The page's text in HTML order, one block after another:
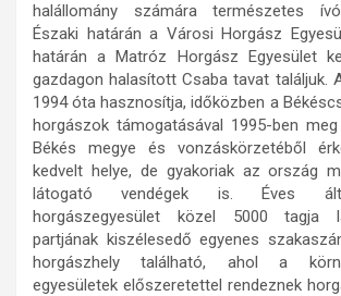
halállomány számára természetes
Északi határán a Városi Horgász
határán a Matróz Horgász Egyesület
gazdagon halasított Csaba tavat találjuk.
1994 óta hasznosítja, időközben a
horgászok támogatásával 1995-ben
Békés megye és vonzáskörzetéből
kedvelt helye, de gyakoriak az ország
látogató vendégek is. Éves
horgászegyesület közel 5000 tagja
partjának kiszélesedő egyenes
horgászhely található, ahol a
egyesületek előszeretettel rendeznek